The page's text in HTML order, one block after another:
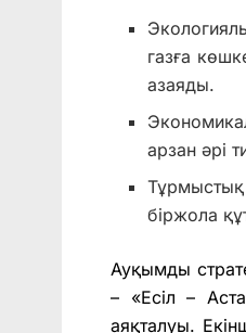
газға
азаяды.
арзан әрі
біржола
Ауқымды
– «Есіл –
аяқталуы.